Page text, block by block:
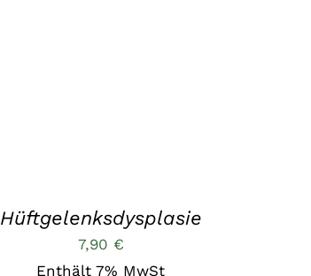
Hüftgelenksdysplasie
7,90 €
Enthält 7% MwSt